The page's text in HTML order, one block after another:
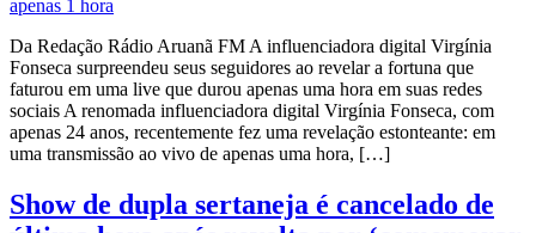
Da Redação Rádio Aruanã FM A influenciadora digital Virgínia
Fonseca surpreendeu seus seguidores ao revelar a fortuna que
faturou em uma live que durou apenas uma hora em suas redes
sociais A renomada influenciadora digital Virgínia Fonseca, com
apenas 24 anos, recentemente fez uma revelação estonteante: em
uma transmissão ao vivo de apenas uma hora, […]
Show de dupla sertaneja é cancelado de